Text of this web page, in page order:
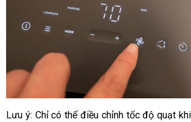
Lưu ý: Chỉ có thể điều chỉnh tốc độ quạt